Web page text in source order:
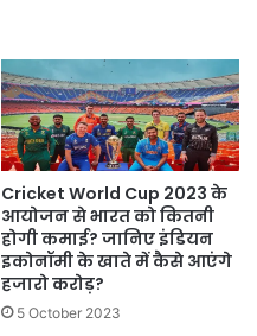
Cricket World Cup 2023 के
आयोजन से भारत को कितनी
होगी कमाई? जानिए इंडियन
इकोनॉमी के खाते में कैसे आएंगे
हजारो करोड़?
5 October 2023